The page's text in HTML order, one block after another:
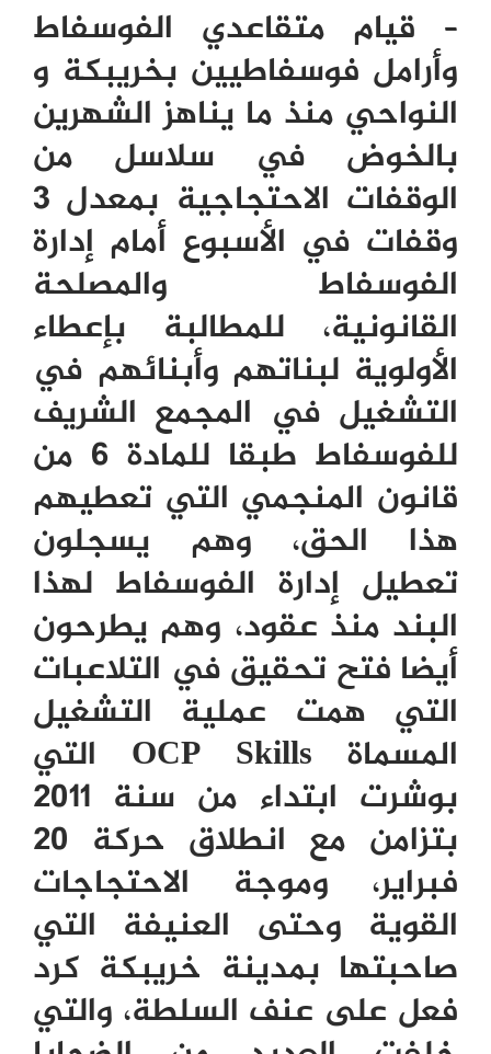
– قيام متقاعدي الفوسفاط
وأرامل فوسفاطيين بخريبكة و
النواحي منذ ما يناهز الشهرين
بالخوض في سلاسل من
الوقفات الاحتجاجية بمعدل 3
وقفات في الأسبوع أمام إدارة
الفوسفاط والمصلحة
القانونية، للمطالبة بإعطاء
الأولوية لبناتهم وأبنائهم في
التشغيل في المجمع الشريف
للفوسفاط طبقا للمادة 6 من
قانون المنجمي التي تعطيهم
هذا الحق، وهم يسجلون
تعطيل إدارة الفوسفاط لهذا
البند منذ عقود، وهم يطرحون
أيضا فتح تحقيق في التلاعبات
التي همت عملية التشغيل
المسماة OCP Skills التي
بوشرت ابتداء من سنة 2011
بتزامن مع انطلاق حركة 20
فبراير، وموجة الاحتجاجات
القوية وحتى العنيفة التي
صاحبتها بمدينة خريبكة كرد
فعل على عنف السلطة، والتي